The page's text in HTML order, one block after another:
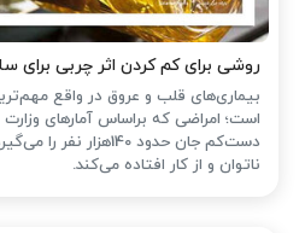
روشی برای کم کردن اثر چربی برای
بیماری‌های قلب و عروق در واقع
است؛ امراضی که براساس آمارهای
دست‌کم جان حدود 140هزار
ناتوان و از کار افتاده می‌کند.